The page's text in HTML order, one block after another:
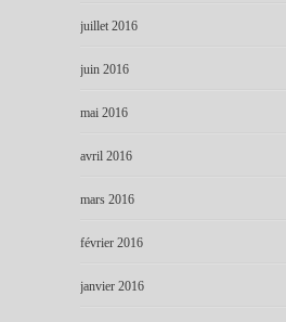
juillet 2016
juin 2016
mai 2016
avril 2016
mars 2016
février 2016
janvier 2016